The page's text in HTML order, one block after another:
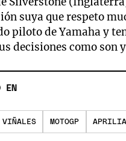
suya que respeto
piloto de Yamaha y
decisiones como son
EN
VIÑALES MOTOGP APRILIA